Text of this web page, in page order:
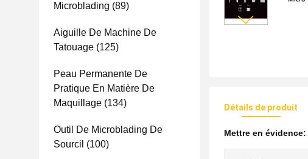
Microblading (89)
Aiguille De Machine De
Tatouage (125)
Peau Permanente De
Pratique En Matière De
Maquillage (134)
Outil De Microblading De
Sourcil (100)
Détails de produit
Mettre en évidence: